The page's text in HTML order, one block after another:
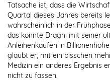
Tatsache ist, dass die
Quartal dieses Jahres bereits
wahrscheinlich in der
das konnte Draghi mit seiner
Anleihenkäufen in
glaubt er, mit ein bisschen
Medizin ein anderes Ergebnis
nicht zu fassen.